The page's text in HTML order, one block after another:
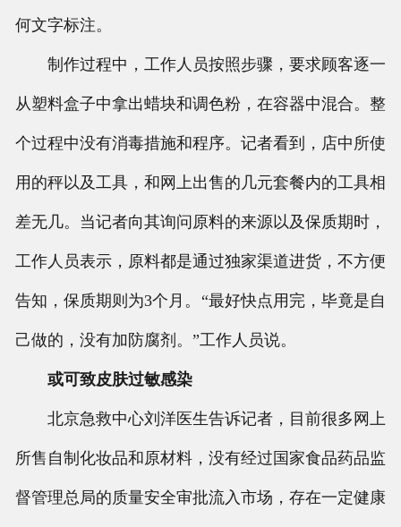
何文字标注。
制作过程中，工作人员按照步骤，要求顾客逐一
从塑料盒子中拿出蜡块和调色粉，在容器中混合。整
个过程中没有消毒措施和程序。记者看到，店中所使
用的秤以及工具，和网上出售的几元套餐内的工具相
差无几。当记者向其询问原料的来源以及保质期时，
工作人员表示，原料都是通过独家渠道进货，不方便
告知，保质期则为3个月。“最好快点用完，毕竟是自
己做的，没有加防腐剂。”工作人员说。
或可致皮肤过敏感染
北京急救中心刘洋医生告诉记者，目前很多网上
所售自制化妆品和原材料，没有经过国家食品药品监
督管理总局的质量安全审批流入市场，存在一定健康